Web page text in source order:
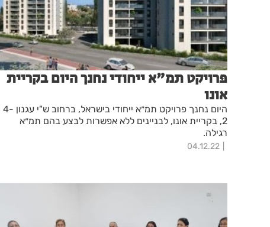
פרויקט תמ"א ייחודי נחנך היום בקריית
אונו
היום נחנך פרויקט תמ״א ייחודי בישראל, ברחוב ש"י עגנון 4-
2, בקריית אונו, לבניינים ללא אפשרות לבצע בהם תמ״א
רגילה.
04.12.22